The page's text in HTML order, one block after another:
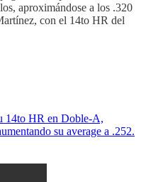
aproximándose a los .320
con el 14to HR del
14to HR en Doble-A,
su average a .252.